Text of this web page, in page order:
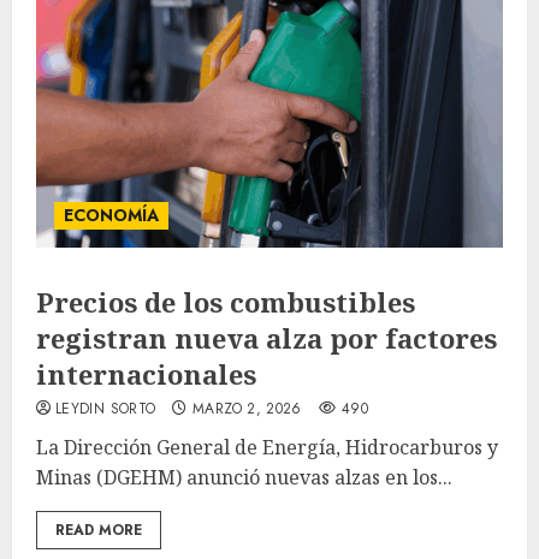
ECONOMÍA
Precios de los combustibles
registran nueva alza por factores
internacionales
LEYDIN SORTO MARZO 2, 2026 490
La Dirección General de Energía, Hidrocarburos y
Minas (DGEHM) anunció nuevas alzas en los...
READ MORE